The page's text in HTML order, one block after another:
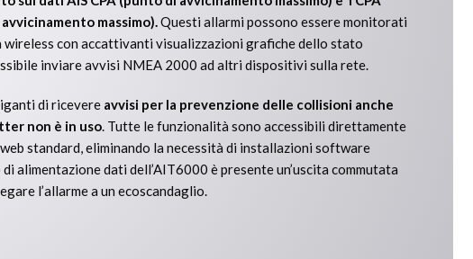
massimo). Questi allarmi possono essere monitorati
wireless con accattivanti visualizzazioni grafiche dello stato
inviare avvisi NMEA 2000 ad altri dispositivi sulla rete.
di ricevere avvisi per la prevenzione delle collisioni anche
non è in uso . Tutte le funzionalità sono accessibili direttamente
standard, eliminando la necessità di installazioni software
di alimentazione dati dell’AIT6000 è presente un’uscita commutata
l’allarme a un ecoscandaglio.